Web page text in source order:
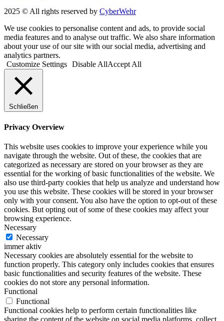
2025 © All rights reserved by CyberWehr
We use cookies to personalise content and ads, to provide social
media features and to analyse out traffic. We also share information
about your use of our site with our social media, advertising and
analytics partners.
Customize Settings Disable AllAccept All
Schließen
Privacy Overview
This website uses cookies to improve your experience while you
navigate through the website. Out of these, the cookies that are
categorized as necessary are stored on your browser as they are
essential for the working of basic functionalities of the website. We
also use third-party cookies that help us analyze and understand how
you use this website. These cookies will be stored in your browser
only with your consent. You also have the option to opt-out of these
cookies. But opting out of some of these cookies may affect your
browsing experience.
Necessary
Necessary
immer aktiv
Necessary cookies are absolutely essential for the website to
function properly. This category only includes cookies that ensures
basic functionalities and security features of the website. These
cookies do not store any personal information.
Functional
Functional
Functional cookies help to perform certain functionalities like
sharing the content of the website on social media platforms, collect